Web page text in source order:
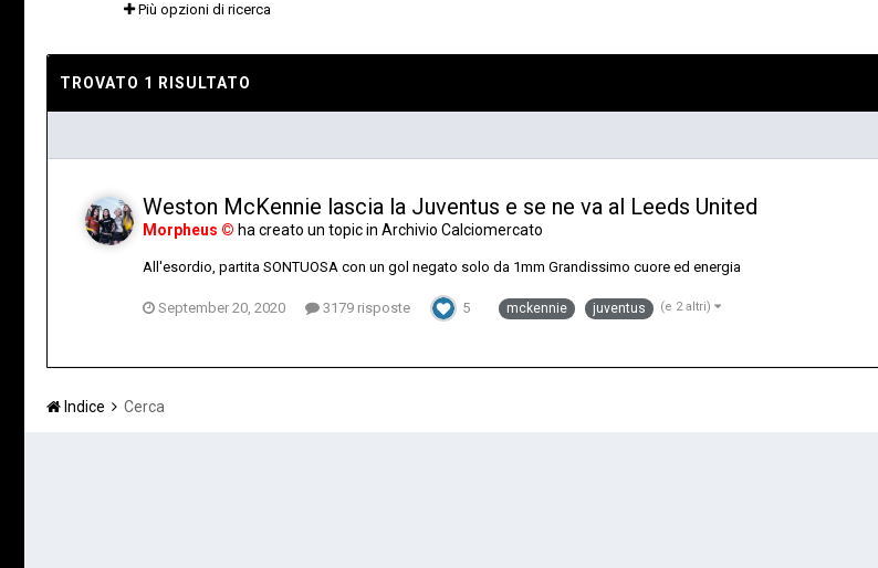
Più opzioni di ricerca
TROVATO 1 RISULTATO
Weston McKennie lascia la Juventus e se ne va al Leeds United
Morpheus © ha creato un topic in Archivio Calciomercato
All'esordio, partita SONTUOSA con un gol negato solo da 1mm Grandissimo cuore ed energia
September 20, 2020 3179 risposte 5 mckennie juventus (e 2 altri)
Indice Cerca